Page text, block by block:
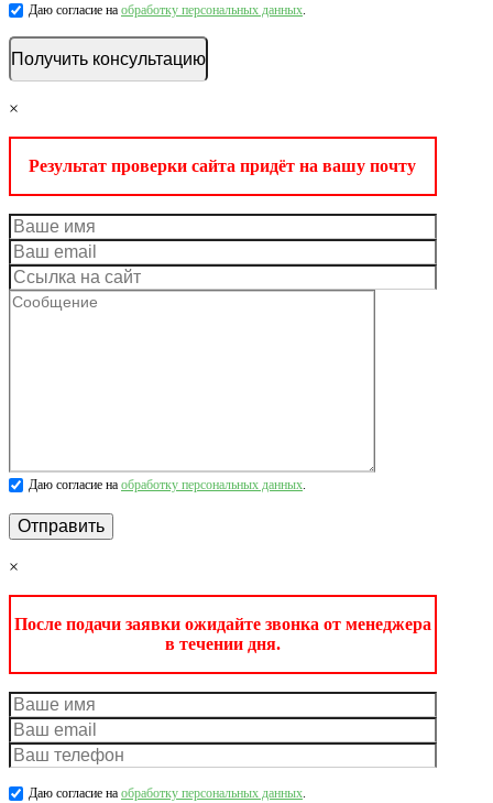
Даю согласие на обработку персональных данных
×
Результат проверки сайта придёт на вашу почту
Даю согласие на обработку персональных данных
×
После подачи заявки ожидайте звонка от менеджера
в течении дня.
Даю согласие на обработку персональных данных